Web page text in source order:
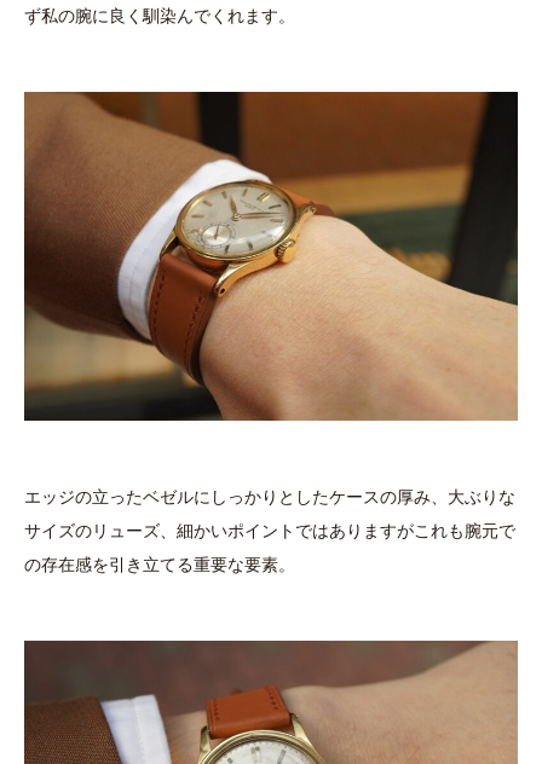
ず私の腕に良く馴染んでくれます。
エッジの立ったベゼルにしっかりとしたケースの厚み、大ぶりな
サイズのリューズ、細かいポイントではありますがこれも腕元で
の存在感を引き立てる重要な要素。